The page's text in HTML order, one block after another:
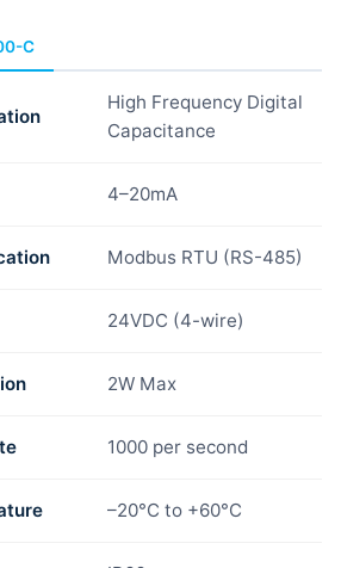
C
High Frequency Digital
Capacitance
4–20mA
Modbus RTU (RS-485)
24VDC (4-wire)
2W Max
1000 per second
–20°C to +60°C